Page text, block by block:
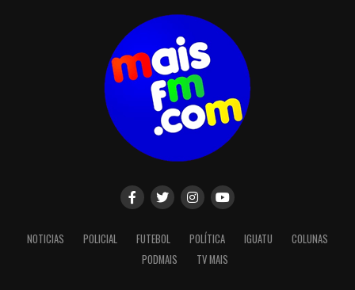
NOTICIAS POLICIAL FUTEBOL POLÍTICA IGUATU
COLUNAS
PODMAIS
TV MAIS